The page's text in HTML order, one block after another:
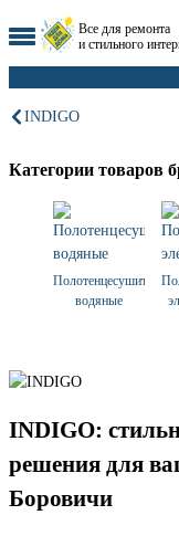
Все для ремонта
и стильного
INDIGO
Категории товаров
Полотенцесушители
водяные
INDIGO:
решения для
Боровичи